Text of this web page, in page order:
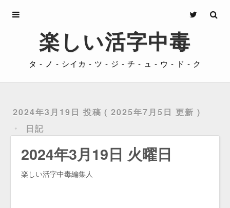
楽しい活字中毒
タ - ノ - シイカ - ツ - ジ - チ - ュ - ウ - ド - ク
2024年3月19日 投稿
2025年7月5日 更新
日記
2024年3月19日 火曜日
楽しい活字中毒編集人
Archives
Privacy